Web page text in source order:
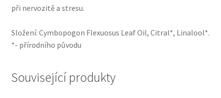
při nervozitě a stresu.
Složení: Cymbopogon Flexuosus Leaf Oil, Citral*, Linalool*.
*- přírodního původu
Související produkty